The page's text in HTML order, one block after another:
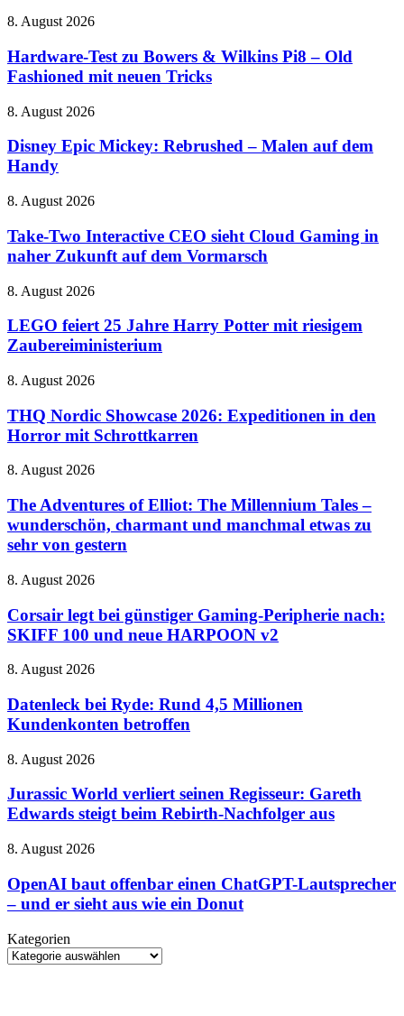
Hardware-
zu
Bowers
&
Pi8
Old
Fashioned
neuen
8. August 2026
Hardware-Test zu Bowers & Wilkins Pi8 – Old
Fashioned mit neuen Tricks
Disney
Mickey:
Rebrushed
–
auf
Handy
8. August 2026
Disney Epic Mickey: Rebrushed – Malen auf dem
Handy
Take-
Interactive
CEO
sieht
Gaming
naher
Zukunft
dem
8. August 2026
Take-Two Interactive CEO sieht Cloud Gaming in
naher Zukunft auf dem Vormarsch
LEGO
25
Jahre
Harry
mit
Zaubereiministerium
8. August 2026
LEGO feiert 25 Jahre Harry Potter mit riesigem
Zaubereiministerium
THQ
Showcase
2026:
Expeditionen
den
mit
Schrottkarren
8. August 2026
THQ Nordic Showcase 2026: Expeditionen in den
Horror mit Schrottkarren
The
of
Elliot:
The
Millennium
–
charmant
und
manchmal
etwas
sehr
von
gestern
8. August 2026
The Adventures of Elliot: The Millennium Tales –
wunderschön, charmant und manchmal etwas zu
sehr von gestern
Corsair
bei
günstiger
Gaming-
nach:
100
und
HARPOON
8. August 2026
Corsair legt bei günstiger Gaming-Peripherie nach:
SKIFF 100 und neue HARPOON v2
Datenleck
Ryde:
Rund
4,5
Kundenkonten
8. August 2026
Datenleck bei Ryde: Rund 4,5 Millionen
Kundenkonten betroffen
Jurassic
verliert
seinen
Regisseur:
Edwards
beim
Rebirth-
aus
8. August 2026
Jurassic World verliert seinen Regisseur: Gareth
Edwards steigt beim Rebirth-Nachfolger aus
OpenAI
offenbar
einen
ChatGPT-
–
und
8. August 2026
OpenAI baut offenbar einen ChatGPT-Lautsprecher
– und er sieht aus wie ein Donut
Kategorien
Kategorien